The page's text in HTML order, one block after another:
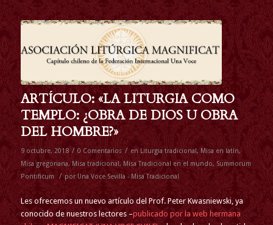
ARTÍCULO: «LA LITURGIA COMO
TEMPLO: ¿OBRA DE DIOS U OBRA
DEL HOMBRE?»
9 octubre, 2018 / 0 Comentarios / en Liturgia tradicional, Misa en latín,
Misa gregoriana, Misa tradicional, Misa Tradicional en el mundo, Summorum
Pontificum
/ por Una Voce Sevilla - Misa Tradicional
Les ofrecemos un nuevo artículo del Prof. Peter Kwasniewski, ya
conocido de nuestros lectores –publicado por la web hermana